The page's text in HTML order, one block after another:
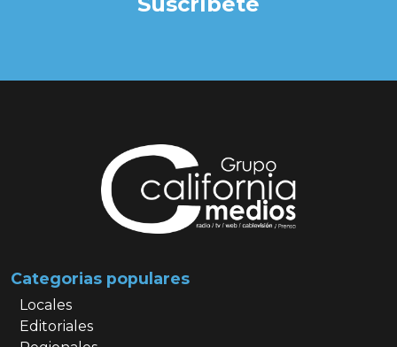
Categorias populares
Locales
Editoriales